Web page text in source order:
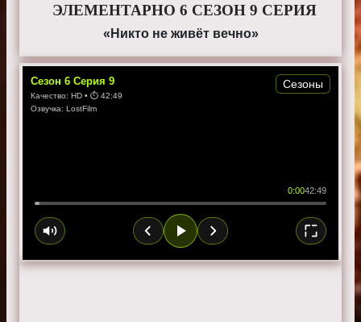
ЭЛЕМЕНТАРНО 6 СЕЗОН 9 СЕРИЯ
«Никто не живёт вечно»
Сезон 6 Серия 9
Качество: HD • ⏱ 42:49
Озвучка: LostFilm
0:0042:49
Сезоны